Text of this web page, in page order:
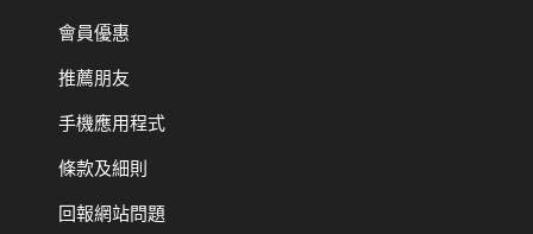
會員優惠
推薦朋友
手機應用程式
條款及細則
回報網站問題